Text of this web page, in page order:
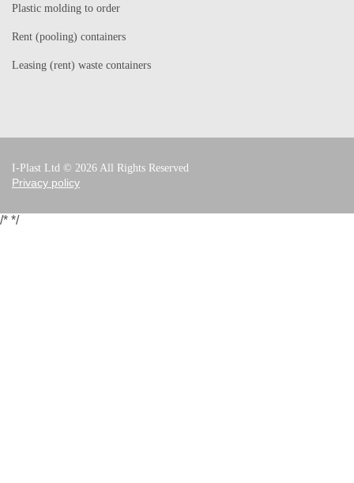
Plastic molding to order
Rent (pooling) containers
Leasing (rent) waste containers
I-Plast Ltd © 2026 All Rights Reserved
Privacy policy
/* */